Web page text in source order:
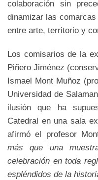
colaboración sin
dinamizar las
entre arte, territorio y
Los comisarios de la
Piñero Jiménez
Ismael Mont Muñoz
Universidad de
ilusión que ha
Catedral en una sala
afirmó el profesor
más que una
celebración en toda
espléndidos de la